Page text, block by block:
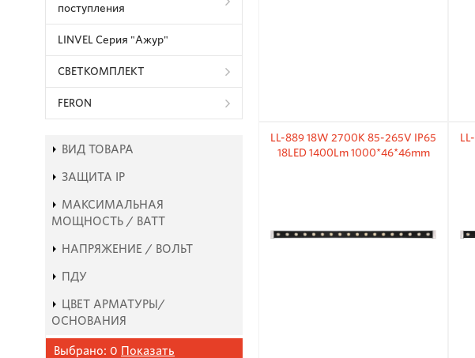
поступления
LINVEL Серия "Ажур"
СВЕТКОМПЛЕКТ
FERON
ВИД ТОВАРА
ЗАЩИТА IP
МАКСИМАЛЬНАЯ
МОЩНОСТЬ / ВАТТ
НАПРЯЖЕНИЕ / ВОЛЬТ
ПДУ
ЦВЕТ АРМАТУРЫ/
ОСНОВАНИЯ
Выбрано: 0 Показать
LL-889 18W 2700K 85-265V IP65
18LED 1400Lm 1000*46*46mm